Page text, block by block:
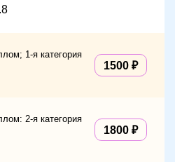
1-я категория
1500
2-я категория
1800